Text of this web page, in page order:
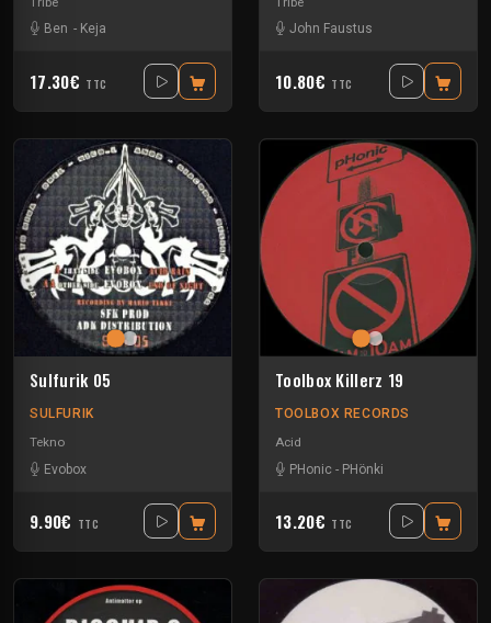
Ben - Keja
17.30€ TTC
John Faustus
10.80€ TTC
Sulfurik 05
SULFURIK
Tekno
Evobox
9.90€ TTC
Toolbox Killerz 19
TOOLBOX RECORDS
Acid
PHonic - PHönki
13.20€ TTC